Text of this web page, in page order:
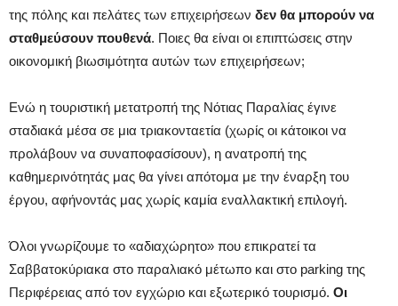
της πόλης και πελάτες των επιχειρήσεων δεν θα μπορούν να
σταθμεύσουν πουθενά. Ποιες θα είναι οι επιπτώσεις στην
οικονομική βιωσιμότητα αυτών των επιχειρήσεων;
Ενώ η τουριστική μετατροπή της Νότιας Παραλίας έγινε
σταδιακά μέσα σε μια τριακονταετία (χωρίς οι κάτοικοι να
προλάβουν να συναποφασίσουν), η ανατροπή της
καθημερινότητάς μας θα γίνει απότομα με την έναρξη του
έργου, αφήνοντάς μας χωρίς καμία εναλλακτική επιλογή.
Όλοι γνωρίζουμε το «αδιαχώρητο» που επικρατεί τα
Σαββατοκύριακα στο παραλιακό μέτωπο και στο parking της
Περιφέρειας από τον εγχώριο και εξωτερικό τουρισμό. Οι